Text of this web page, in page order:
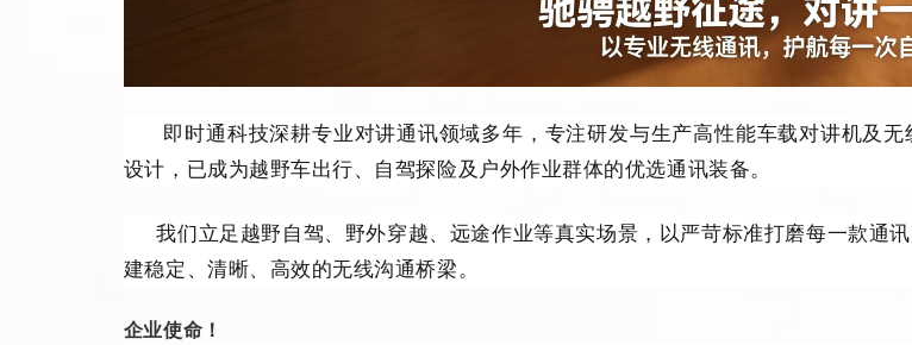
即时通科技深耕专业对讲通讯领域多年，专注研发与生产高性能车载对讲机及无
设计，已成为越野车出行、自驾探险及户外作业群体的优选通讯装备。
我们立足越野自驾、野外穿越、远途作业等真实场景，以严苛标准打磨每一款通
建稳定、清晰、高效的无线沟通桥梁。
企业使命！